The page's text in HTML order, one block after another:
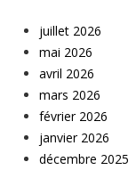
juillet 2026
mai 2026
avril 2026
mars 2026
février 2026
janvier 2026
décembre 2025